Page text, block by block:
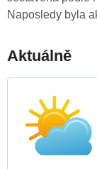
Naposledy byla
Aktuálně